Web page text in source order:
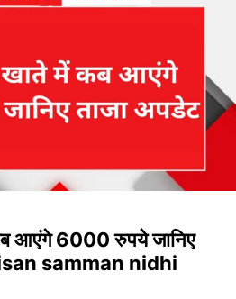
आएंगे 6000 रुपये जानिए
samman nidhi